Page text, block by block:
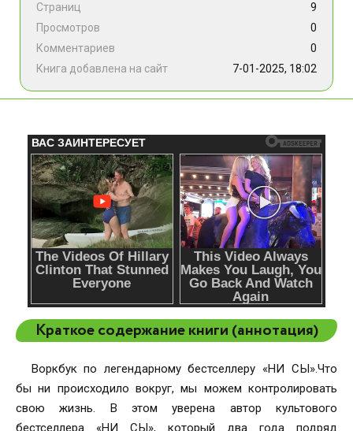
Страниц
9
Просмотров
0
Комментариев
0
Книга добавлена на сайт
7-01-2025, 18:02
Краткое содержание книги (аннотация)
Воркбук по легендарному бестселлеру «НИ СЫ».Что
бы ни происходило вокруг, мы можем контролировать
свою жизнь. В этом уверена автор культового
бестселлера «НИ СЫ», который два года подряд